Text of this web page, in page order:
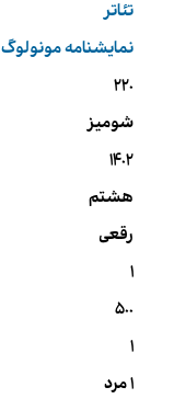
تئاتر
نمایشنامه مونولوگ
220
شومیز
1402
هشتم
رقعی
1
500
1
1 مرد